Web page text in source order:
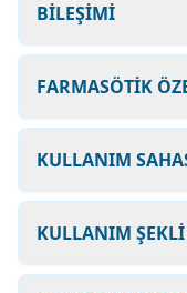
BİLEŞİMİ
FARMASÖTİK
KULLANIM
KULLANIM ŞEKLİ